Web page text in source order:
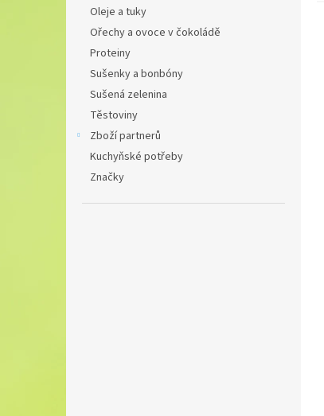
Oleje a tuky
Ořechy a ovoce v čokoládě
Proteiny
Sušenky a bonbóny
Sušená zelenina
Těstoviny
Zboží partnerů
Kuchyňské potřeby
Značky